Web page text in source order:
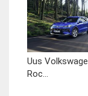
Uus
Roc...